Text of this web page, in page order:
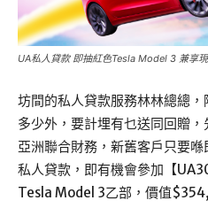
UA私人貸款 即抽紅色Tesla Model 3 兼享
坊間的私人貸款服務林林總總
多少外，要計埋有乜送同回贈
亞洲聯合財務，新舊客戶只要
私人貸款，即有機會參加【
Tesla Model 3乙部，價值